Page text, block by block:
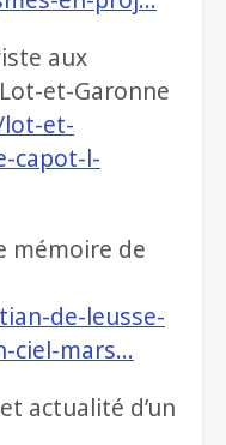
aux
et-Garonne
et-
capot-l-
mémoire de
de-leusse-
ciel-mars…
actualité d’un